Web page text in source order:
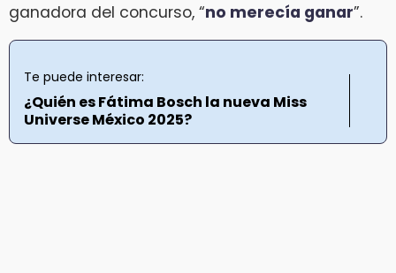
ganadora del concurso, “no merecía ganar”.
Te puede interesar:
¿Quién es Fátima Bosch la nueva Miss
Universe México 2025?